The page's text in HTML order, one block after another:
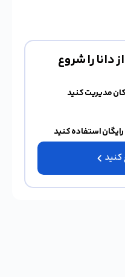
دانا را شروع
مدیریت کنید
کنید